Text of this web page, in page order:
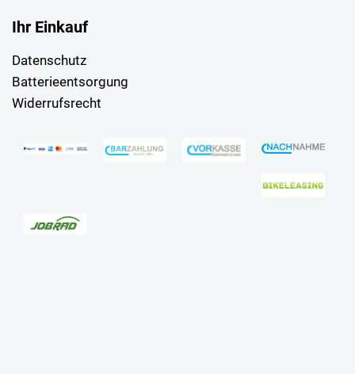
Ihr Einkauf
Datenschutz
Batterieentsorgung
Widerrufsrecht